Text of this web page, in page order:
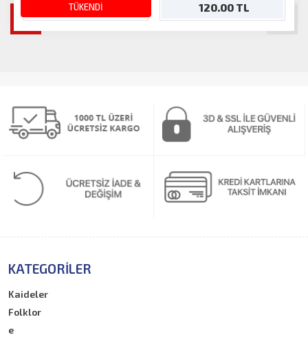
TÜKENDİ
180.00 TL 120.00 TL
KATEGORILER
Kaideler
Folklor
e